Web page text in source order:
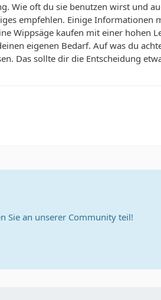
Wie oft du sie benutzen wirst und
empfehlen. Einige Informationen
Wippsäge kaufen mit einer hohen
eigenen Bedarf. Auf was du
Das sollte dir die Entscheidung
Sie an unserer Community teil!